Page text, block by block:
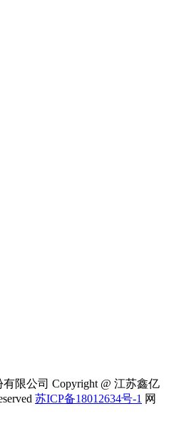
限公司 Copyright @ 江苏鑫亿
苏ICP备18012634号-1 网